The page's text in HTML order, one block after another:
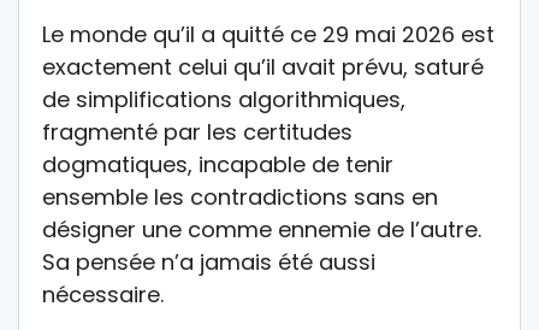
Le monde qu’il a quitté ce 29 mai 2026 est
exactement celui qu’il avait prévu, saturé
de simplifications algorithmiques,
fragmenté par les certitudes
dogmatiques, incapable de tenir
ensemble les contradictions sans en
désigner une comme ennemie de l’autre.
Sa pensée n’a jamais été aussi
nécessaire.